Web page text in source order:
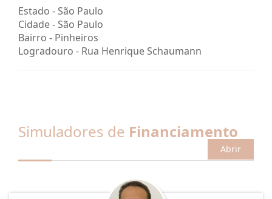
Estado -São Paulo
Cidade -São Paulo
Bairro - Pinheiros
Logradouro - Rua Henrique Schaumann
Simuladores de Financiamento
Abrir